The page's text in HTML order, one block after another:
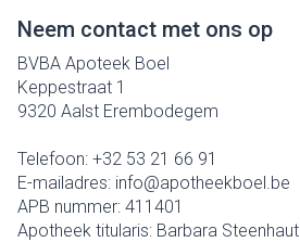
Neem contact met ons op
BVBA Apoteek Boel
Keppestraat 1
9320 Aalst Erembodegem
Telefoon: +32 53 21 66 91
E-mailadres: info@apotheekboel.be
APB nummer: 411401
Apotheek titularis: Barbara Steenhaut